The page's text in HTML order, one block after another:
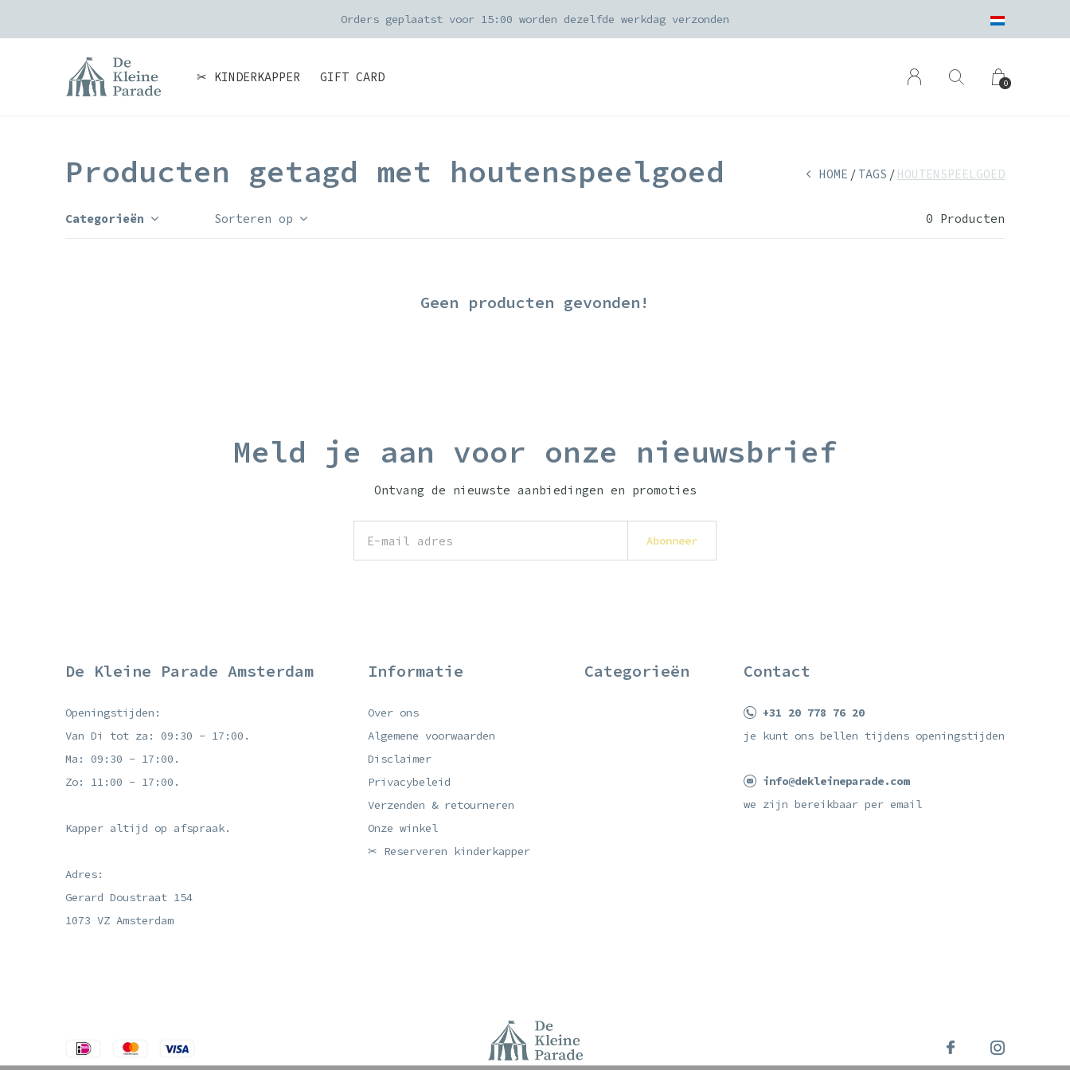
✂ KINDERKAPPER GIFT CARD 0
Orders geplaatst voor 15:00 worden dezelfde werkdag verzonden
Producten getagd met houtenspeelgoed HOME TAGS HOUTENSPEELGOED
Categorieën Sorteren op 0 Producten
Geen producten gevonden!
Meld je aan voor onze nieuwsbrief
Ontvang de nieuwste aanbiedingen en promoties
Abonneer
De Kleine Parade Amsterdam
Openingstijden:
Van Di tot za: 09:30 - 17:00.
Ma: 09:30 - 17:00.
Zo: 11:00 - 17:00.
Kapper altijd op afspraak.
Adres:
Gerard Doustraat 154
1073 VZ Amsterdam
Informatie
Over ons
Algemene voorwaarden
Disclaimer
Privacybeleid
Verzenden & retourneren
Onze winkel
✂ Reserveren kinderkapper
Categorieën Contact
+31 20 778 76 20
je kunt ons bellen tijdens openingstijden
info@dekleineparade.com
we zijn bereikbaar per email